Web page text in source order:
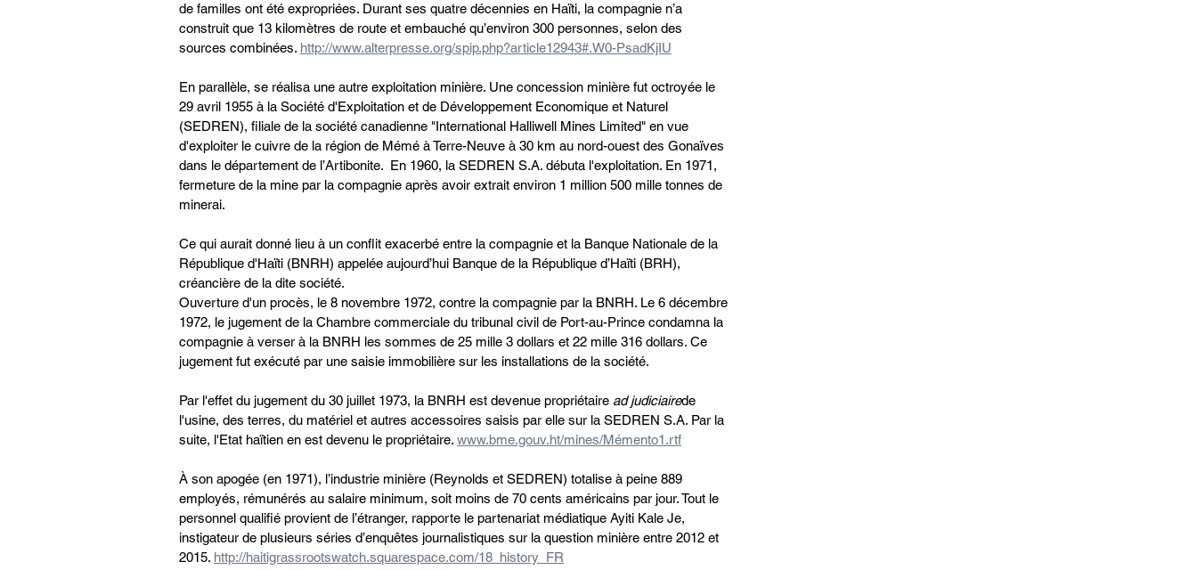
de familles ont été expropriées. Durant ses quatre décennies en Haïti, la compagnie n’a
construit que 13 kilomètres de route et embauché qu’environ 300 personnes, selon des
sources combinées. http://www.alterpresse.org/spip.php?article12943#.W0-PsadKjIU
En parallèle, se réalisa une autre exploitation minière. Une concession minière fut octroyée le
29 avril 1955 à la Société d'Exploitation et de Développement Economique et Naturel
(SEDREN), filiale de la société canadienne "International Halliwell Mines Limited" en vue
d'exploiter le cuivre de la région de Mémé à Terre-Neuve à 30 km au nord-ouest des Gonaïves
dans le département de l’Artibonite.  En 1960, la SEDREN S.A. débuta l'exploitation. En 1971,
fermeture de la mine par la compagnie après avoir extrait environ 1 million 500 mille tonnes de
minerai.
Ce qui aurait donné lieu à un conflit exacerbé entre la compagnie et la Banque Nationale de la
République d'Haïti (BNRH) appelée aujourd’hui Banque de la République d’Haïti (BRH),
créancière de la dite société.
Ouverture d'un procès, le 8 novembre 1972, contre la compagnie par la BNRH. Le 6 décembre
1972, le jugement de la Chambre commerciale du tribunal civil de Port-au-Prince condamna la
compagnie à verser à la BNRH les sommes de 25 mille 3 dollars et 22 mille 316 dollars. Ce
jugement fut exécuté par une saisie immobilière sur les installations de la société.
Par l'effet du jugement du 30 juillet 1973, la BNRH est devenue propriétaire ad judiciairede
l'usine, des terres, du matériel et autres accessoires saisis par elle sur la SEDREN S.A. Par la
suite, l'Etat haïtien en est devenu le propriétaire. www.bme.gouv.ht/mines/Mémento1.rtf
À son apogée (en 1971), l’industrie minière (Reynolds et SEDREN) totalise à peine 889
employés, rémunérés au salaire minimum, soit moins de 70 cents américains par jour. Tout le
personnel qualifié provient de l’étranger, rapporte le partenariat médiatique Ayiti Kale Je,
instigateur de plusieurs séries d’enquêtes journalistiques sur la question minière entre 2012 et
2015. http://haitigrassrootswatch.squarespace.com/18_history_FR